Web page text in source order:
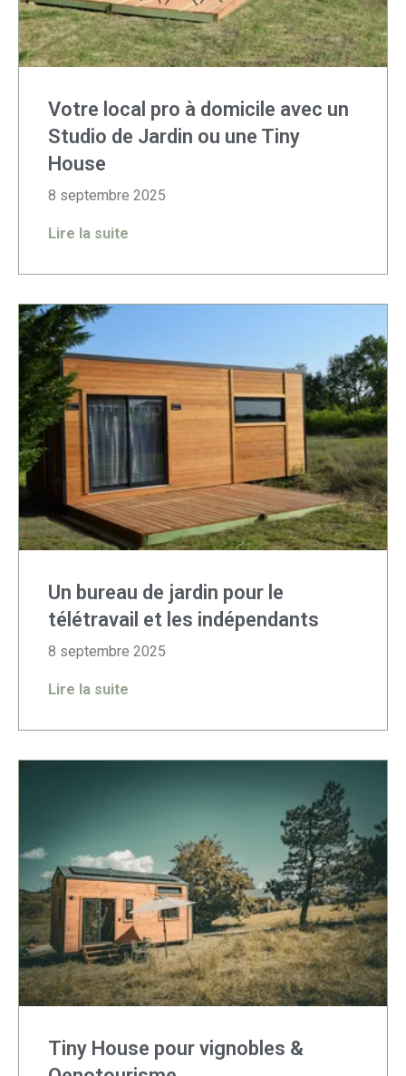
Votre local pro à domicile avec un
Studio de Jardin ou une Tiny
House
8 septembre 2025
Lire la suite
Un bureau de jardin pour le
télétravail et les indépendants
8 septembre 2025
Lire la suite
Tiny House pour vignobles &